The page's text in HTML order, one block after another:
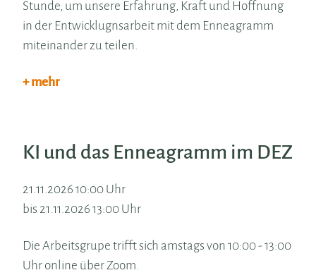
Stunde, um unsere Erfahrung, Kraft und Hoffnung
in der Entwicklugnsarbeit mit dem Enneagramm
miteinander zu teilen.
+ mehr
KI und das Enneagramm im DEZ
21.11.2026 10:00 Uhr
bis 21.11.2026 13:00 Uhr
Die Arbeitsgrupe trifft sich amstags von 10:00 - 13:00
Uhr online über Zoom.